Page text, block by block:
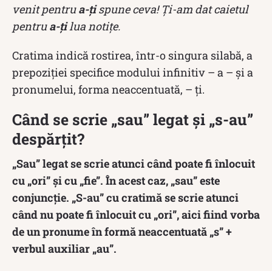
venit pentrua-țispune ceva! Ți-am dat caietul
pentrua-țilua notițe.
Cratima indică rostirea, într-o singura silabă, a
prepoziției specifice modului infinitiv – a – și a
pronumelui, forma neaccentuată, – ți.
Când se scrie „sau” legat și „s-au”
despărțit?
„Sau” legat se scrie atunci când poate fi înlocuit
cu „ori” și cu „fie”. În acest caz, „sau” este
conjuncție. „S-au” cu cratimă se scrie atunci
când nu poate fi înlocuit cu „ori”, aici fiind vorba
de un pronume în formă neaccentuată „s” +
verbul auxiliar „au”.